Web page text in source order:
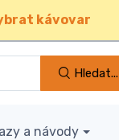
kávovar
Hledat...
a návody